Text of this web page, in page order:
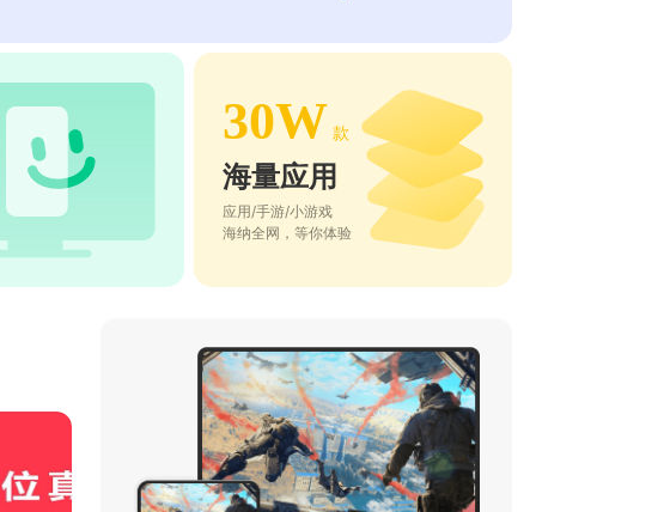
30W 款
海量应用
应用/手游/小游戏
海纳全网，等你体验